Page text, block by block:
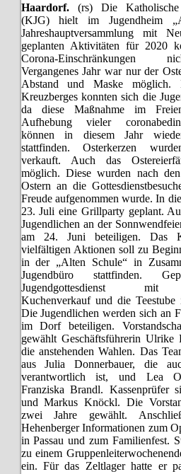
Haardorf.(rs) Die Katholische
(KJG) hielt im Jugendheim
Jahreshauptversammlung mit
geplanten Aktivitäten für 2020
Corona-Einschränkungen
Vergangenes Jahr war nur der
Abstand und Maske möglich.
Kreuzberges konnten sich die
da diese Maßnahme im
Aufhebung vieler
können in diesem Jahr
stattfinden. Osterkerzen
verkauft. Auch das
möglich. Diese wurden nach
Ostern an die
Freude aufgenommen wurde. In
23. Juli eine Grillparty geplant.
Jugendlichen an der
am 24. Juni beteiligen. Das
vielfältigen Aktionen soll zu
in der „Alten Schule“ in
Jugendbüro stattfinden.
Jugendgottesdienst mit
Kuchenverkauf und die
Die Jugendlichen werden sich an
im Dorf beteiligen.
gewählt Geschäftsführerin Ulrike
die anstehenden Wahlen. Das
aus Julia Donnerbauer, die
verantwortlich ist, und Lea
Franziska Brandl. Kassenprüfer
und Markus Knöckl. Die
zwei Jahre gewählt.
Hehenberger Informationen zum
in Passau und zum Familienfest.
zu einem
ein. Für das Zeltlager hatte er